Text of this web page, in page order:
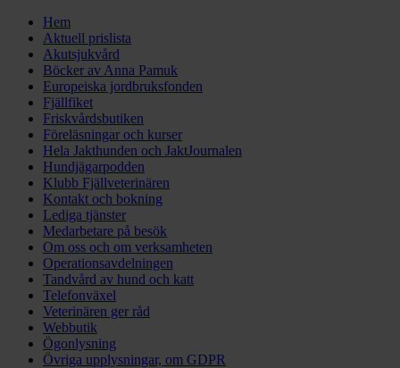
Hem
Aktuell prislista
Akutsjukvård
Böcker av Anna Pamuk
Europeiska jordbruksfonden
Fjällfiket
Friskvårdsbutiken
Föreläsningar och kurser
Hela Jakthunden och JaktJournalen
Hundjägarpodden
Klubb Fjällveterinären
Kontakt och bokning
Lediga tjänster
Medarbetare på besök
Om oss och om verksamheten
Operationsavdelningen
Tandvård av hund och katt
Telefonväxel
Veterinären ger råd
Webbutik
Ögonlysning
Övriga upplysningar, om GDPR